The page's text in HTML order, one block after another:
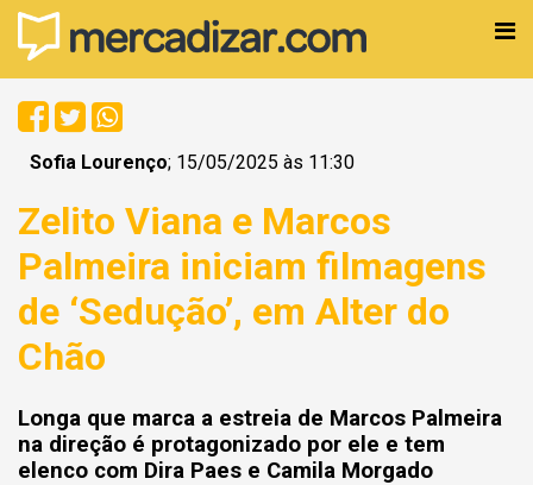
Sofia Lourenço; 15/05/2025 às 11:30
Zelito Viana e Marcos
Palmeira iniciam filmagens
de ‘Sedução’, em Alter do
Chão
Longa que marca a estreia de Marcos Palmeira
na direção é protagonizado por ele e tem
elenco com Dira Paes e Camila Morgado